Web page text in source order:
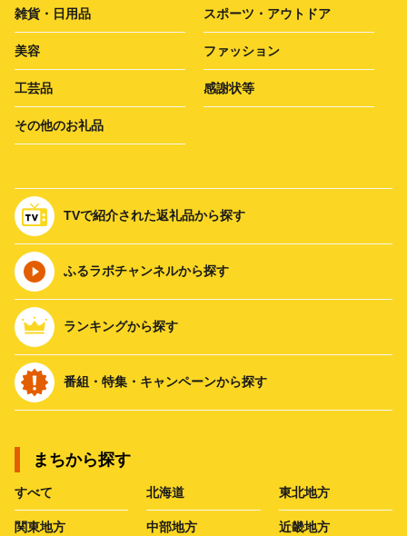
雑貨・日用品 スポーツ・アウトドア
美容 ファッション
工芸品 感謝状等
その他のお礼品
TVで紹介された返礼品から探す
ふるラボチャンネルから探す
ランキングから探す
番組・特集・キャンペーンから探す
まちから探す
すべて 北海道 東北地方
関東地方 中部地方 近畿地方